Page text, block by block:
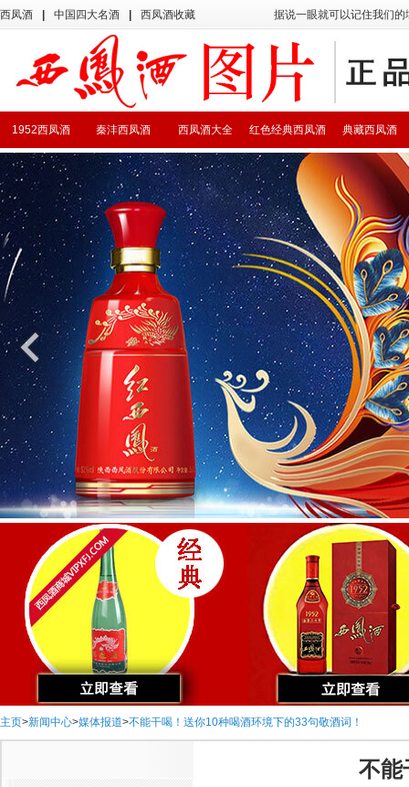
西凤酒 中国四大名酒 西凤酒收藏 据说一眼就可以记住我们
典藏西凤酒
红色经典西凤酒
西凤酒大全
秦沣西凤酒
1952西凤酒
主页>新闻中心>媒体报道>不能干喝！送你10种喝酒环境下的33句敬酒词！
不能